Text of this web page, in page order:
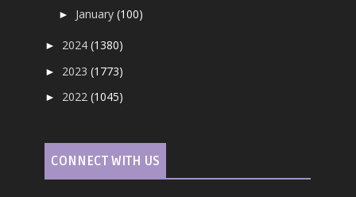
► January(100)
► 2024(1380)
► 2023(1773)
► 2022(1045)
CONNECT WITH US